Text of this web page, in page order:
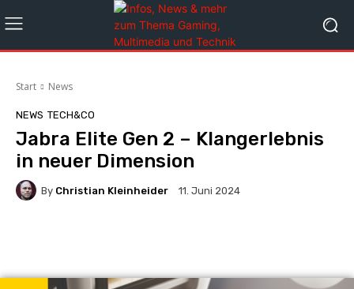
Start News
NEWS TECH&CO
Jabra Elite Gen 2 – Klangerlebnis
in neuer Dimension
By Christian Kleinheider 11. Juni 2024